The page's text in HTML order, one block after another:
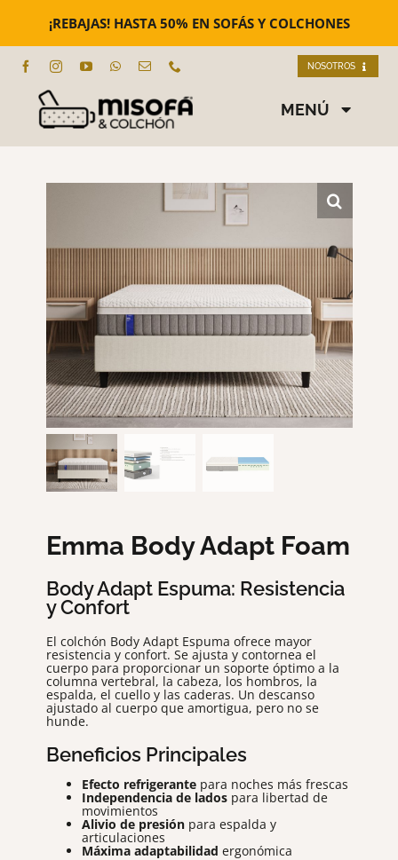
contenido
¡REBAJAS! HASTA 50% EN SOFÁS Y COLCHONES
NOSOTROS
Nosotros
Nuestras tiendas
Contacto
MENÚ
SOFÁS CAMA
SILLONES
COLCHONES
EMMA COLCHÓN
CREA TU SOFÁ A MEDIDA
Emma Body Adapt Foam
Body Adapt Espuma: Resistencia
y Confort
El colchón Body Adapt Espuma ofrece mayor
resistencia y confort. Se ajusta y contornea el
cuerpo para proporcionar un soporte óptimo a la
columna vertebral, la cabeza, los hombros, la
espalda, el cuello y las caderas. Un descanso
ajustado al cuerpo que amortigua, pero no se
hunde.
Beneficios Principales
Efecto refrigerantepara noches más frescas
Independencia de ladospara libertad de
movimientos
Alivio de presiónpara espalda y
articulaciones
Máxima adaptabilidad ergonómica